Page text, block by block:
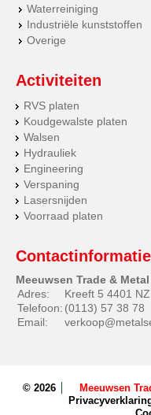
Waterreiniging
Industriële kunststoffen
Overige
Activiteiten
RVS platen
Koudgewalste platen
Walsen
Hydrauliek
Engineering
Verspaning
Lasersnijden
Voorraad platen
Contactinformatie
Meeuwsen Trade &
Adres:
Kreeft 5 4401
Telefoon: (0113) 57 38 78
Email:
© 2026 Meeuwsen